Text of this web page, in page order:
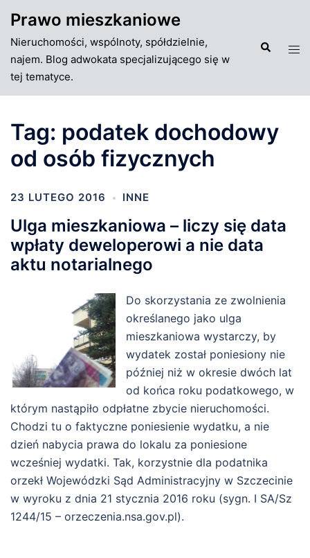
do
treści
Prawo mieszkaniowe
Nieruchomości, wspólnoty, spółdzielnie,
najem. Blog adwokata specjalizującego się w
tej tematyce.
Szukaj
Tag: podatek dochodowy
od osób fizycznych
23 LUTEGO 2016 INNE
Ulga mieszkaniowa – liczy się data
wpłaty deweloperowi a nie data
aktu notarialnego
Do skorzystania ze zwolnienia
określanego jako ulga
mieszkaniowa wystarczy, by
wydatek został poniesiony nie
później niż w okresie dwóch lat
od końca roku podatkowego, w
którym nastąpiło odpłatne zbycie nieruchomości.
Chodzi tu o faktyczne poniesienie wydatku, a nie
dzień nabycia prawa do lokalu za poniesione
wcześniej wydatki. Tak, korzystnie dla podatnika
orzekł Wojewódzki Sąd Administracyjny w Szczecinie
w wyroku z dnia 21 stycznia 2016 roku (sygn. I SA/Sz
1244/15 – orzeczenia.nsa.gov.pl).